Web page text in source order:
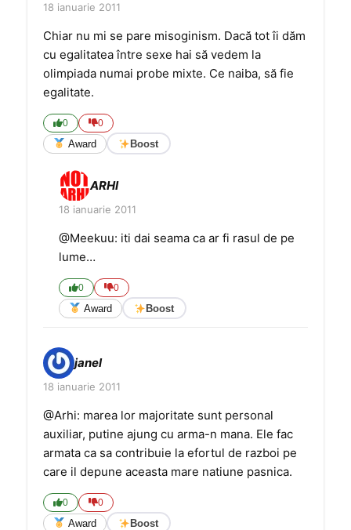
18 ianuarie 2011
Chiar nu mi se pare misoginism. Dacă tot îi dăm
cu egalitatea între sexe hai să vedem la
olimpiada numai probe mixte. Ce naiba, să fie
egalitate.
0 0
Award Boost
ARHI
18 ianuarie 2011
@Meekuu: iti dai seama ca ar fi rasul de pe
lume…
0 0
Award Boost
janel
18 ianuarie 2011
@Arhi: marea lor majoritate sunt personal
auxiliar, putine ajung cu arma-n mana. Ele fac
armata ca sa contribuie la efortul de razboi pe
care il depune aceasta mare natiune pasnica.
0 0
Award Boost